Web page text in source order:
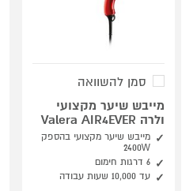
סמן להשוואה
מייבש שיער מקצועי
ולרה Valera AIR4EVER
מייבש שיער מקצועי בהספק
2400W
6 דרגות חימום
עד 10,000 שעות עבודה